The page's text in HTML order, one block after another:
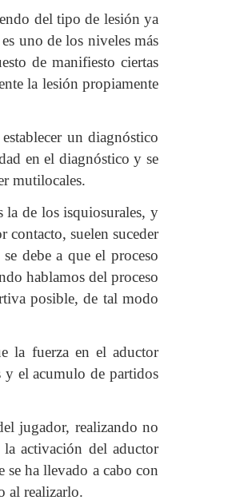
del tipo de lesión ya
uno de los niveles más
de manifiesto ciertas
la lesión propiamente
un diagnóstico
en el diagnóstico y se
mutilocales.
la de los isquiosurales, y
contacto, suelen suceder
debe a que el proceso
hablamos del proceso
posible, de tal modo
la fuerza en el aductor
y el acumulo de partidos
jugador, realizando no
activación del aductor
ha llevado a cabo con
al realizarlo.